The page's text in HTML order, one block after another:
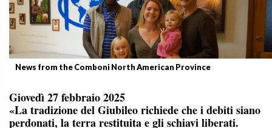
News from the Comboni North American Province
Giovedì 27 febbraio 2025
«La tradizione del Giubileo richiede che i debiti siano
perdonati, la terra restituita e gli schiavi liberati.